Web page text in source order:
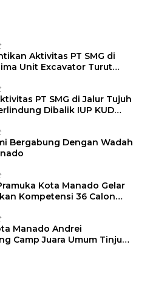
Aktivitas PT SMG di
Unit Excavator Turut
PT SMG di Jalur Tujuh
Dibalik IUP KUD
Bergabung Dengan Wadah
Kota Manado Gelar
Kompetensi 36 Calon
Manado Andrei
Camp Juara Umum Tinju